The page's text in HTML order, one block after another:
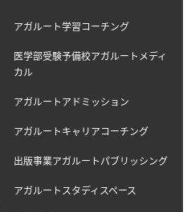
アガルート学習コーチング
医学部受験予備校アガルートメディ
カル
アガルートアドミッション
アガルートキャリアコーチング
出版事業アガルートパブリッシング
アガルートスタディスペース